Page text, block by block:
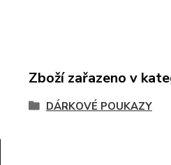
Zboží zařazeno v
DÁRKOVÉ POUKAZY